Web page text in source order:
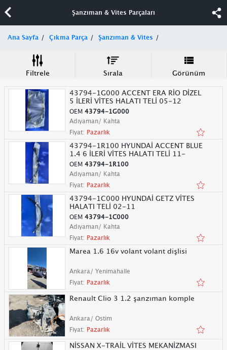
Şanzıman & Vites Parçaları
Ana Sayfa Çıkma Parça Şanzıman & Vites
Filtrele Sırala Görünüm
43794-1G000 ACCENT ERA RİO DİZEL
5 İLERİ VİTES HALATI TELİ 05-12
OEM 43794-1G000
Adıyaman/ Kahta
Fiyat: Pazarlık
43794-1R100 HYUNDAİ ACCENT BLUE
1.4 6 İLERİ VİTES HALATI TELİ 11-
OEM 43794-1R100
Adıyaman/ Kahta
Fiyat: Pazarlık
43794-1C000 HYUNDAİ GETZ VİTES
HALATI TELİ 02-11
OEM 43794-1C000
Adıyaman/ Kahta
Fiyat: Pazarlık
Marea 1.6 16v volant volant dişlisi
Ankara/ Yenimahalle
Fiyat: Pazarlık
Renault Clio 3 1.2 şanzıman komple
Ankara/ Ostim
Fiyat: Pazarlık
NİSSAN X-TRAİL VİTES MEKANİZMASI